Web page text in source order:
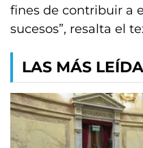
fines de contribuir a
sucesos”, resalta el
LAS MÁS